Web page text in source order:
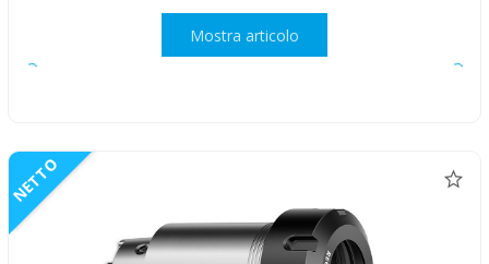
Mostra articolo
NETTO